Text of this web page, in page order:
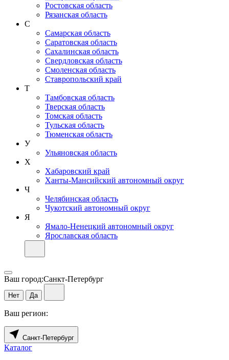
Ростовская область
Рязанская область
С
Самарская область
Саратовская область
Сахалинская область
Свердловская область
Смоленская область
Ставропольский край
Т
Тамбовская область
Тверская область
Томская область
Тульская область
Тюменская область
У
Ульяновская область
Х
Хабаровский край
Ханты-Мансийский автономный округ
Ч
Челябинская область
Чукотский автономный округ
Я
Ямало-Ненецкий автономный округ
Ярославская область
Ваш город:Санкт-Петербург
Нет Да
Ваш регион:
Санкт-Петербург
Каталог